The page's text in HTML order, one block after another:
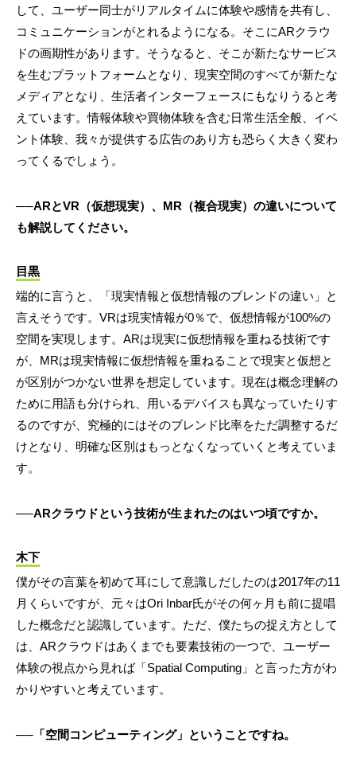
して、ユーザー同士がリアルタイムに体験や感情を共有し、
コミュニケーションがとれるようになる。そこにARクラウ
ドの画期性があります。そうなると、そこが新たなサービス
を生むプラットフォームとなり、現実空間のすべてが新たな
メディアとなり、生活者インターフェースにもなりうると考
えています。情報体験や買物体験を含む日常生活全般、イベ
ント体験、我々が提供する広告のあり方も恐らく大きく変わ
ってくるでしょう。
──ARとVR（仮想現実）、MR（複合現実）の違いについて
も解説してください。
目黒
端的に言うと、「現実情報と仮想情報のブレンドの違い」と
言えそうです。VRは現実情報が0％で、仮想情報が100%の
空間を実現します。ARは現実に仮想情報を重ねる技術です
が、MRは現実情報に仮想情報を重ねることで現実と仮想と
が区別がつかない世界を想定しています。現在は概念理解の
ために用語も分けられ、用いるデバイスも異なっていたりす
るのですが、究極的にはそのブレンド比率をただ調整するだ
けとなり、明確な区別はもっとなくなっていくと考えていま
す。
──ARクラウドという技術が生まれたのはいつ頃ですか。
木下
僕がその言葉を初めて耳にして意識しだしたのは2017年の11
月くらいですが、元々はOri Inbar氏がその何ヶ月も前に提唱
した概念だと認識しています。ただ、僕たちの捉え方として
は、ARクラウドはあくまでも要素技術の一つで、ユーザー
体験の視点から見れば「Spatial Computing」と言った方がわ
かりやすいと考えています。
──「空間コンピューティング」ということですね。